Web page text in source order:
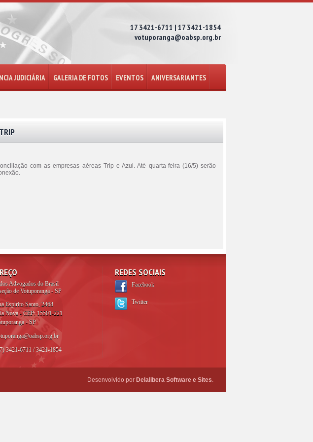
17 3421-6711 | 17 3421-1854
votuporanga@oabsp.org.br
JUDICIÁRIA GALERIA DE FOTOS EVENTOS ANIVERSARIANTES
com as empresas aéreas Trip e Azul. Até quarta-feira (16/5) serão
Advogados do Brasil
de Votuporanga - SP
Espírito Santo, 2468
Nova - CEP: 15501-221
- SP
3421-6711 / 3421-1854
REDES SOCIAIS
Facebook
Twitter
Desenvolvido por Delalibera Software e Sites.